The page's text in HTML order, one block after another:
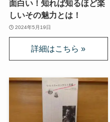
面白い！知れば知るほど楽
しいその魅力とは！
2024年5月19日